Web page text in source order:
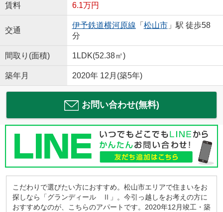
賃料 6.1万円
交通
伊予鉄道横河原線 「 松山市」駅 徒歩58
分
間取り(面積) 1LDK(52.38㎡)
築年月 2020年 12月(築5年)
お問い合わせ(無料)
こだわりで選びたい方におすすめ。松山市エリアで住まいをお
探しなら「グランディール Ⅱ」。今引っ越しをお考えの方に
おすすめなのが、こちらのアパートです。2020年12月竣工・築